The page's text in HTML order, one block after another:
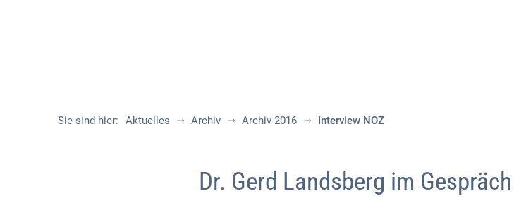
Sie sind hier: Aktuelles Archiv Archiv 2016 Interview NOZ
Dr. Gerd Landsberg im